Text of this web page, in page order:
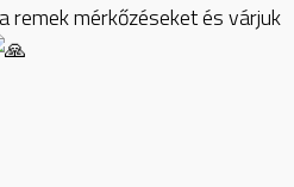
remek mérkőzéseket és várjuk